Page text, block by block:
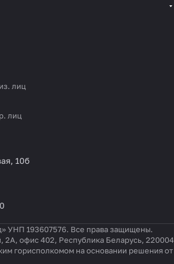
лиц
лиц
10б
УНП 193607576. Все права защищены.
2А, офис 402, Республика Беларусь, 220004
горисполкомом на основании решения от